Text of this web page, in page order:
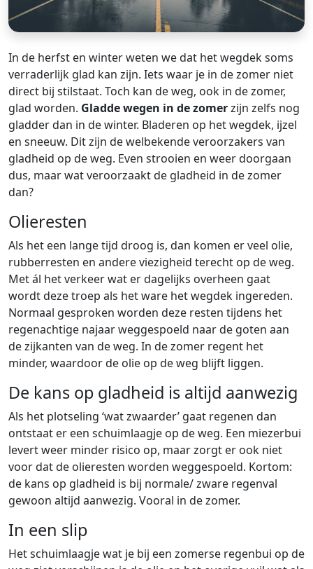
In de herfst en winter weten we dat het wegdek soms
verraderlijk glad kan zijn. Iets waar je in de zomer niet
direct bij stilstaat. Toch kan de weg, ook in de zomer,
glad worden. Gladde wegen in de zomerzijn zelfs nog
gladder dan in de winter. Bladeren op het wegdek, ijzel
en sneeuw. Dit zijn de welbekende veroorzakers van
gladheid op de weg. Even strooien en weer doorgaan
dus, maar wat veroorzaakt de gladheid in de zomer
dan?
Olieresten
Als het een lange tijd droog is, dan komen er veel olie,
rubberresten en andere viezigheid terecht op de weg.
Met ál het verkeer wat er dagelijks overheen gaat
wordt deze troep als het ware het wegdek ingereden.
Normaal gesproken worden deze resten tijdens het
regenachtige najaar weggespoeld naar de goten aan
de zijkanten van de weg. In de zomer regent het
minder, waardoor de olie op de weg blijft liggen.
De kans op gladheid is altijd aanwezig
Als het plotseling ‘wat zwaarder’ gaat regenen dan
ontstaat er een schuimlaagje op de weg. Een miezerbui
levert weer minder risico op, maar zorgt er ook niet
voor dat de olieresten worden weggespoeld. Kortom:
de kans op gladheid is bij normale/ zware regenval
gewoon altijd aanwezig. Vooral in de zomer.
In een slip
Het schuimlaagje wat je bij een zomerse regenbui op de